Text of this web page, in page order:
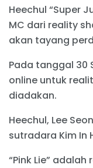
Heechul “Super
MC dari reality
akan tayang
Pada tanggal 30
online untuk
diadakan.
Heechul, Lee
sutradara Kim In
“Pink Lie”